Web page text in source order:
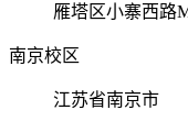
雁塔区小寨西路
南京校区
江苏省南京市